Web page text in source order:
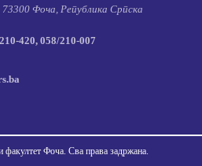
Фоча, Република Српска
420, 058/210-007
Фоча. Сва права задржана.